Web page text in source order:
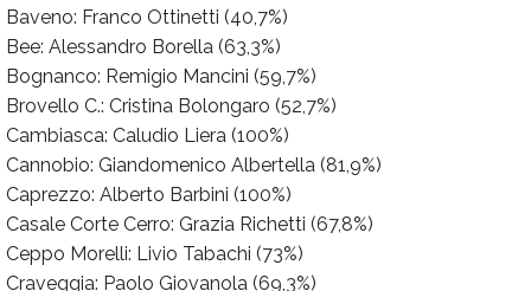
Baveno: Franco Ottinetti (40,7%)
Bee: Alessandro Borella (63,3%)
Bognanco: Remigio Mancini (59,7%)
Brovello C.: Cristina Bolongaro (52,7%)
Cambiasca: Caludio Liera (100%)
Cannobio: Giandomenico Albertella (81,9%)
Caprezzo: Alberto Barbini (100%)
Casale Corte Cerro: Grazia Richetti (67,8%)
Ceppo Morelli: Livio Tabachi (73%)
Craveggia: Paolo Giovanola (69,3%)